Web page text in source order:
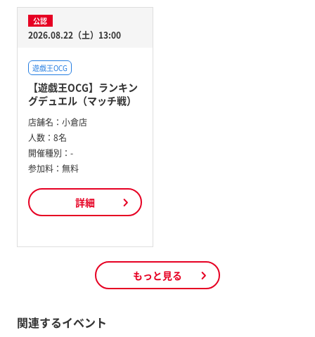
公認
2026.08.22（土）13:00
遊戯王OCG
【遊戯王OCG】ランキン
グデュエル（マッチ戦）
店舗名： 小倉店
人数： 8名
開催種別： -
参加料： 無料
詳細
もっと見る
関連するイベント